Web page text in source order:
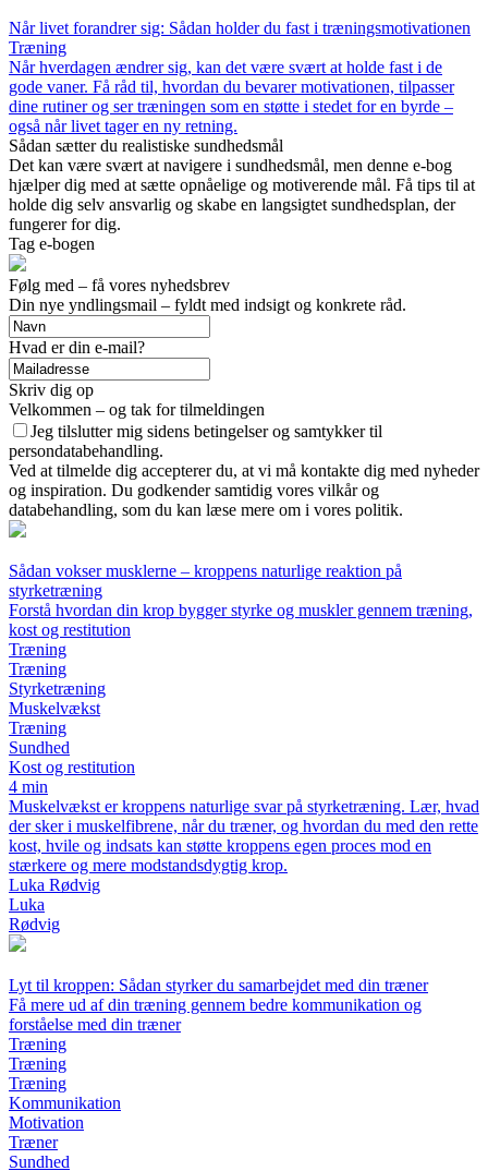
Når livet forandrer sig: Sådan holder du fast i træningsmotivationen
Træning
Når hverdagen ændrer sig, kan det være svært at holde fast i de
gode vaner. Få råd til, hvordan du bevarer motivationen, tilpasser
dine rutiner og ser træningen som en støtte i stedet for en byrde –
også når livet tager en ny retning.
Sådan sætter du realistiske sundhedsmål
Det kan være svært at navigere i sundhedsmål, men denne e-bog
hjælper dig med at sætte opnåelige og motiverende mål. Få tips til at
holde dig selv ansvarlig og skabe en langsigtet sundhedsplan, der
fungerer for dig.
Tag e-bogen
Følg med – få vores nyhedsbrev
Din nye yndlingsmail – fyldt med indsigt og konkrete råd.
Hvad er din e-mail?
Skriv dig op
Velkommen – og tak for tilmeldingen
Jeg tilslutter mig sidens betingelser og samtykker til
persondatabehandling.
Ved at tilmelde dig accepterer du, at vi må kontakte dig med nyheder
og inspiration. Du godkender samtidig vores vilkår og
databehandling, som du kan læse mere om i vores politik.
Sådan vokser musklerne – kroppens naturlige reaktion på
styrketræning
Forstå hvordan din krop bygger styrke og muskler gennem træning,
kost og restitution
Træning
Træning
Styrketræning
Muskelvækst
Træning
Sundhed
Kost og restitution
4 min
Muskelvækst er kroppens naturlige svar på styrketræning. Lær, hvad
der sker i muskelfibrene, når du træner, og hvordan du med den rette
kost, hvile og indsats kan støtte kroppens egen proces mod en
stærkere og mere modstandsdygtig krop.
Luka Rødvig
Luka
Rødvig
Lyt til kroppen: Sådan styrker du samarbejdet med din træner
Få mere ud af din træning gennem bedre kommunikation og
forståelse med din træner
Træning
Træning
Træning
Kommunikation
Motivation
Træner
Sundhed